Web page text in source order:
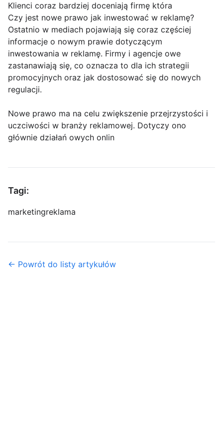
Klienci coraz bardziej doceniają firmę która
Czy jest nowe prawo jak inwestować w reklamę?
Ostatnio w mediach pojawiają się coraz częściej
informacje o nowym prawie dotyczącym
inwestowania w reklamę. Firmy i agencje owe
zastanawiają się, co oznacza to dla ich strategii
promocyjnych oraz jak dostosować się do nowych
regulacji.
Nowe prawo ma na celu zwiększenie przejrzystości i
uczciwości w branży reklamowej. Dotyczy ono
głównie działań owych onlin
Tagi:
marketingreklama
← Powrót do listy artykułów